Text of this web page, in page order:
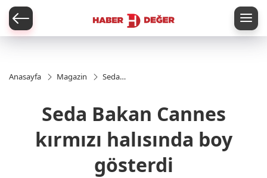
Anasayfa Magazin
Seda
kırmızı
halısında
boy
gösterdi
Seda Bakan Cannes
kırmızı halısında boy
gösterdi